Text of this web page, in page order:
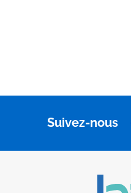
Suivez-nous